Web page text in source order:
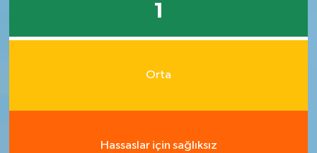
1
Orta
Hassaslar için sağlıksız